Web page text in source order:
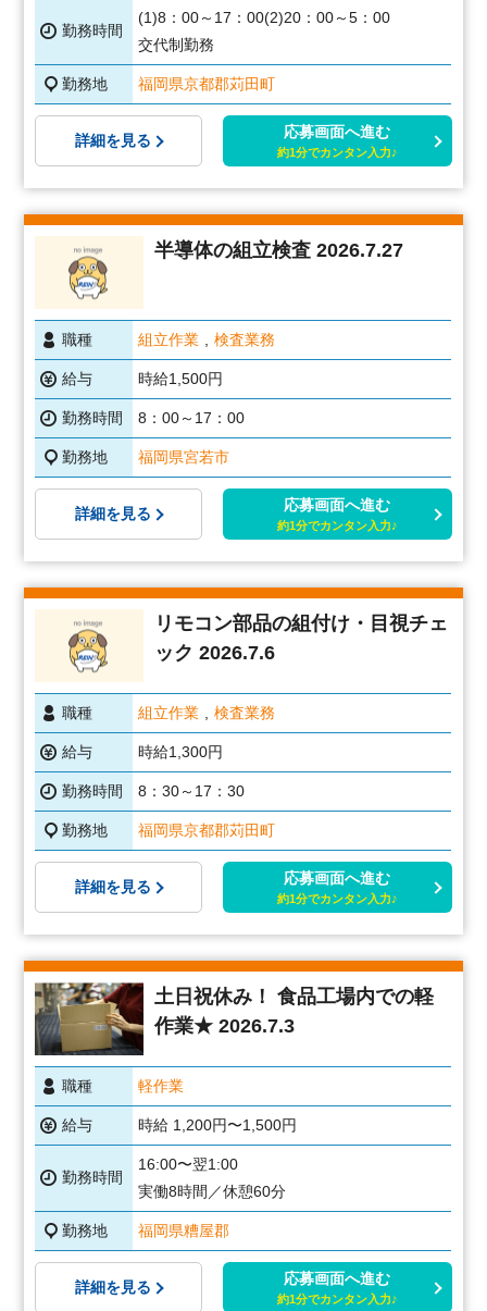
勤務時間
(1)8：00～17：00(2)20：00～5：00
交代制勤務
勤務地 福岡県京都郡苅田町
詳細を見る 応募画面へ進む
約1分でカンタン入力♪
半導体の組立検査 2026.7.27
職種 組立作業 検査業務
給与 時給1,500円
勤務時間 8：00～17：00
勤務地 福岡県宮若市
詳細を見る 応募画面へ進む
約1分でカンタン入力♪
リモコン部品の組付け・目視チェ
ック 2026.7.6
職種 組立作業 検査業務
給与 時給1,300円
勤務時間 8：30～17：30
勤務地 福岡県京都郡苅田町
詳細を見る 応募画面へ進む
約1分でカンタン入力♪
土日祝休み！ 食品工場内での軽
作業★ 2026.7.3
職種 軽作業
給与 時給 1,200円〜1,500円
勤務時間
16:00〜翌1:00
実働8時間／休憩60分
勤務地 福岡県糟屋郡
詳細を見る 応募画面へ進む
約1分でカンタン入力♪